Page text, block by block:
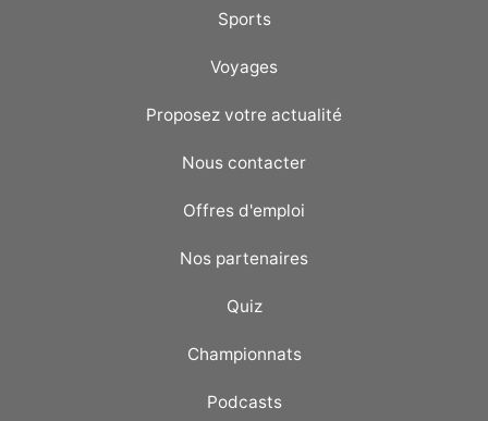
Sports
Voyages
Proposez votre actualité
Nous contacter
Offres d'emploi
Nos partenaires
Quiz
Championnats
Podcasts